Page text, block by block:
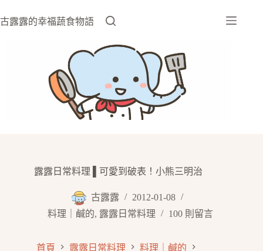
至
古露露的幸福蔬食物語
露露日常料理 ▌可愛到破表！小熊三明治
古露露
2012-01-08
料理｜鹹的, 露露日常料理 100 則留言
首頁 露露日常料理
料理｜鹹的